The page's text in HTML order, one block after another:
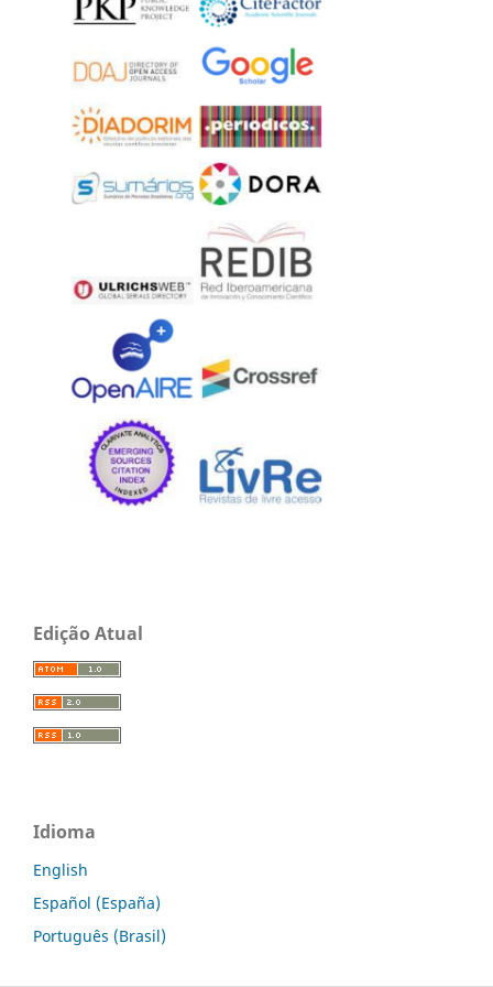
Edição Atual
Idioma
English
Español (España)
Português (Brasil)